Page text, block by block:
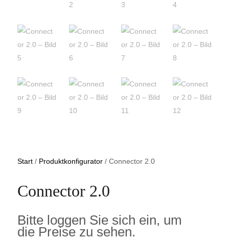
Start/ Produktkonfigurator/ Connector 2.0
Connector 2.0
Bitte loggen Sie sich ein, um
die Preise zu sehen.